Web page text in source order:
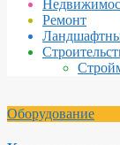
Ремонт
Оборудование